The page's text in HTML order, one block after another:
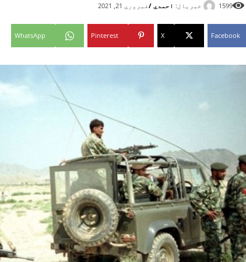
خبریال: احمدي /فبروري 21, 2021 1599
Facebook
X
Pinterest
WhatsApp